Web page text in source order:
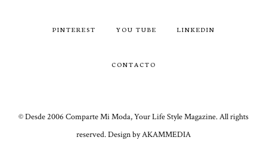
PINTEREST YOU TUBE LINKEDIN
CONTACTO
© Desde 2006 Comparte Mi Moda, Your Life Style Magazine. All rights
reserved. Design by AKAMMEDIA